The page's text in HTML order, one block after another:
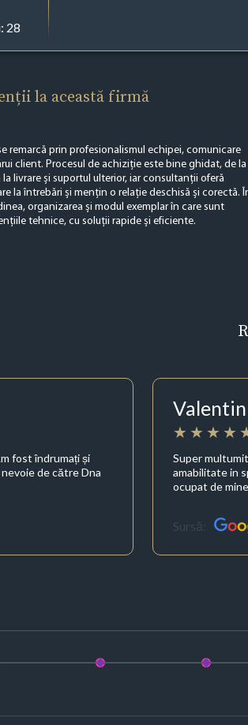
28
la această firmă
remarcă prin profesionalismul echipei, comunicare
client. Procesul de achiziție este bine ghidat, de la
livrare și suportul ulterior, iar consultanții oferă
la întrebări și mențin o relație deschisă și corectă.
organizarea și modul exemplar în care sunt
tehnice, cu soluții rapide și eficiente.
fost îndrumați și
de către Dna
Valentin
Super
amabilitate in
ocupat de mine
Sursă: